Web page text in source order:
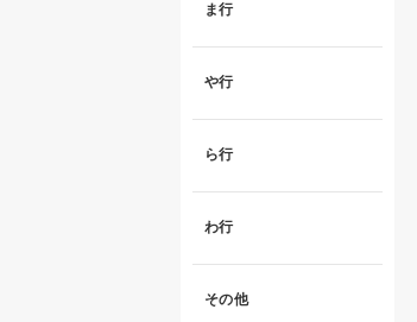
ま行
や行
ら行
わ行
その他